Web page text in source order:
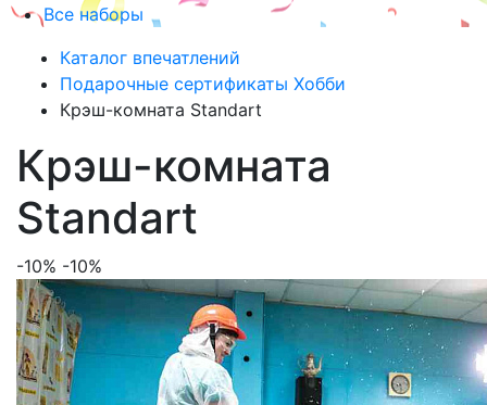
Все наборы
Каталог впечатлений
Подарочные сертификаты Хобби
Крэш-комната Standart
Крэш-комната
Standart
-10% -10%